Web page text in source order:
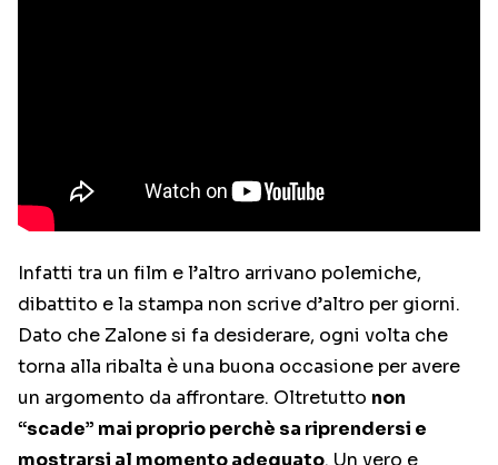
Infatti tra un film e l’altro arrivano polemiche,
dibattito e la stampa non scrive d’altro per giorni.
Dato che Zalone si fa desiderare, ogni volta che
torna alla ribalta è una buona occasione per avere
un argomento da affrontare. Oltretutto non
“scade” mai proprio perchè sa riprendersi e
mostrarsi al momento adeguato. Un vero e